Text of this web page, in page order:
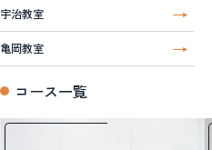
宇治教室
亀岡教室
コース一覧